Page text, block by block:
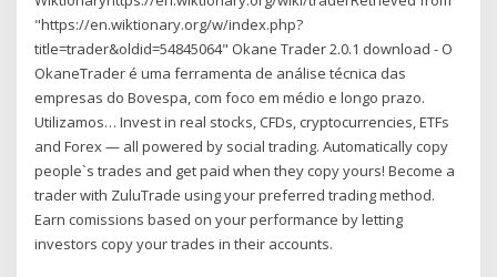
"https://en.wiktionary.org/w/index.php?
title=trader&oldid=54845064" Okane Trader 2.0.1 download - O
OkaneTrader é uma ferramenta de análise técnica das
empresas do Bovespa, com foco em médio e longo prazo.
Utilizamos… Invest in real stocks, CFDs, cryptocurrencies, ETFs
and Forex — all powered by social trading. Automatically copy
people`s trades and get paid when they copy yours! Become a
trader with ZuluTrade using your preferred trading method.
Earn comissions based on your performance by letting
investors copy your trades in their accounts.